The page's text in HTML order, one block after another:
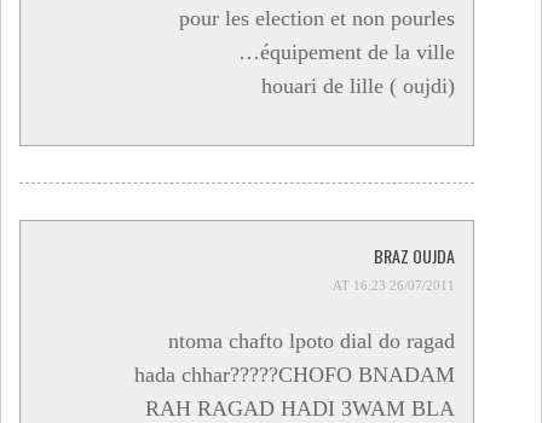
pour les election et non pourles
équipement de la ville…
houari de lille ( oujdi)
BRAZ OUJDA
26/07/2011 AT 16:23
ntoma chafto lpoto dial do ragad
hada chhar?????CHOFO BNADAM
RAH RAGAD HADI 3WAM BLA